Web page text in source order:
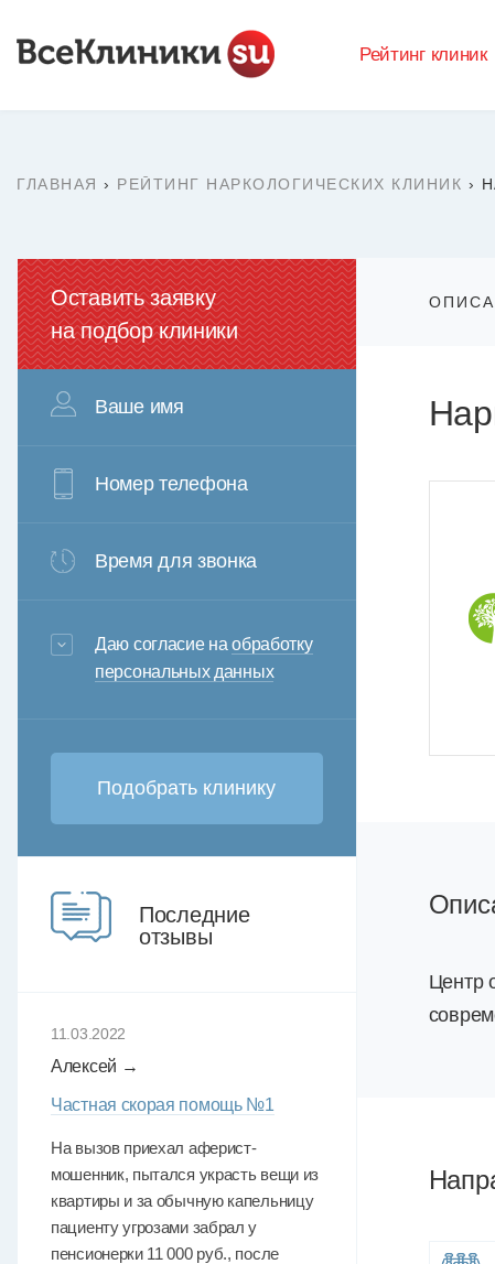
Рейтинг клиник
ГЛАВНАЯ › РЕЙТИНГ НАРКОЛОГИЧЕСКИХ КЛИНИК ›
Центр
Оставить заявку
на подбор клиники
Ваше имя
Номер телефона
Время для звонка
3+6=
Даю согласие наобработку
персональных данных
Последние
отзывы
11.03.2022
Алексей →
Частная скорая помощь №1
На вызов приехал аферист-
мошенник, пытался украсть вещи из
квартиры и за обычную капельницу
пациенту угрозами забрал у
пенсионерки 11 000 руб., после